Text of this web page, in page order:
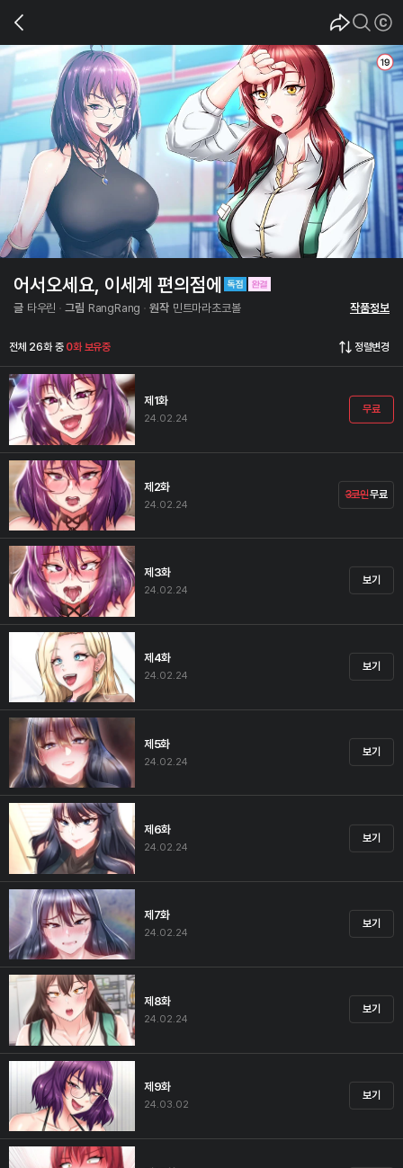
어서오세요, 이세계 편의점에
글 타우린 그림 RangRang 원작 민트마라초코볼 작품정보
전체 26화 중 0화 보유중 정렬변경
제1화
24.02.24
무료
제2화
24.02.24
3코인무료
제3화
24.02.24
보기
제4화
24.02.24
보기
제5화
24.02.24
보기
제6화
24.02.24
보기
제7화
24.02.24
보기
제8화
24.02.24
보기
제9화
24.03.02
보기